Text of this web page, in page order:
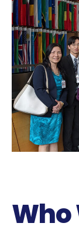
Who